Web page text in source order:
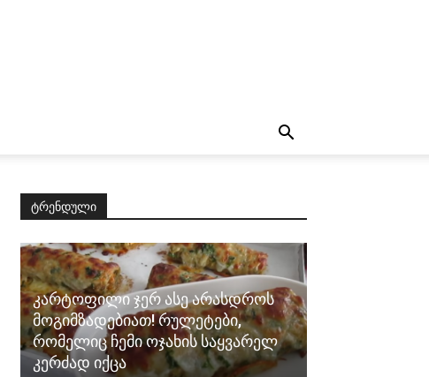
ტრენდული
კარტოფილი ჯერ ასე არასდროს
მოგიმზადებიათ! რულეტები,
რომელიც ჩემი ოჯახის საყვარელ
კერძად იქცა